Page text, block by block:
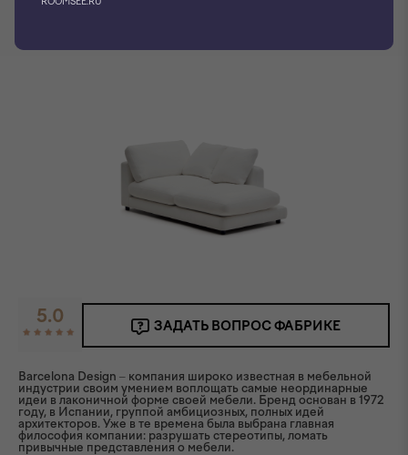
5.0 ЗАДАТЬ ВОПРОС ФАБРИКЕ
Barcelona Design – компания широко известная в мебельной
индустрии своим умением воплощать самые неординарные
идеи в лаконичной форме своей мебели. Бренд основан в 1972
году, в Испании, группой амбициозных, полных идей
архитекторов. Уже в те времена была выбрана главная
философия компании: разрушать стереотипы, ломать
привычные представления о мебели.